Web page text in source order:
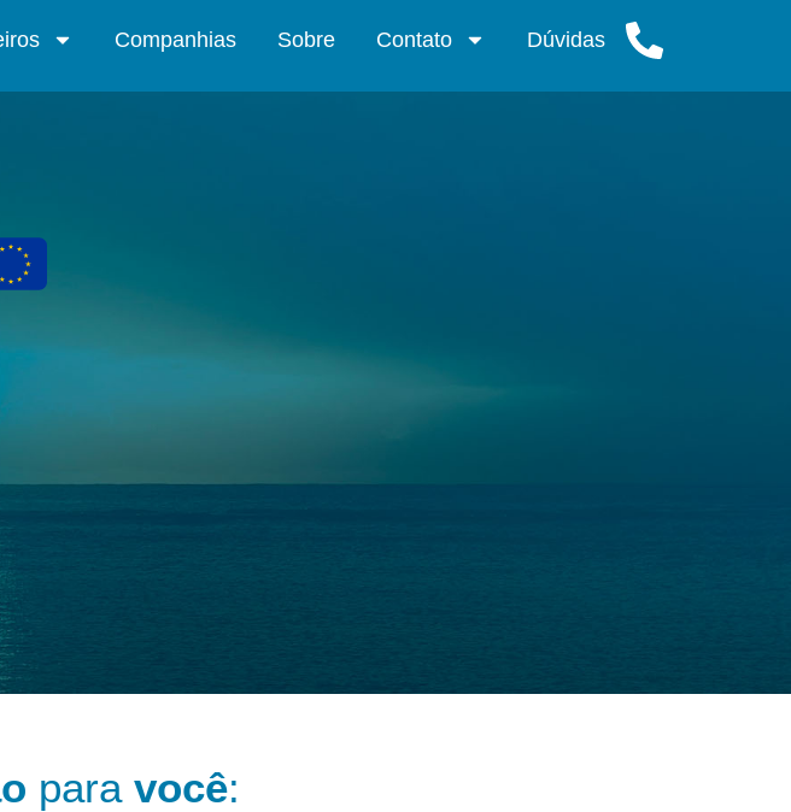
Companhias Sobre Contato Dúvidas
para você: